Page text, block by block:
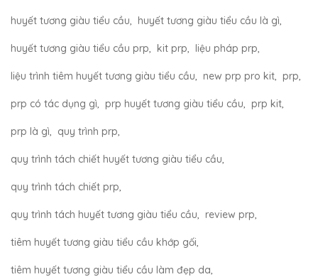
huyết tương giàu tiểu cầu, huyết tương giàu tiểu cầu là gì,
huyết tương giàu tiểu cầu prp, kit prp, liệu pháp prp,
liệu trình tiêm huyết tương giàu tiểu cầu, new prp pro kit, prp,
prp có tác dụng gì, prp huyết tương giàu tiểu cầu, prp kit,
prp là gì, quy trình prp,
quy trình tách chiết huyết tương giàu tiểu cầu,
quy trình tách chiết prp,
quy trình tách huyết tương giàu tiểu cầu, review prp,
tiêm huyết tương giàu tiểu cầu khớp gối,
tiêm huyết tương giàu tiểu cầu làm đẹp da,